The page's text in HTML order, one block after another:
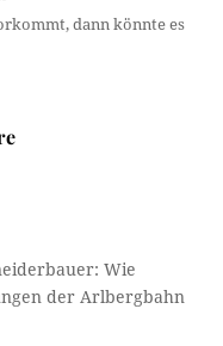
dann könnte es
Wie
der Arlbergbahn